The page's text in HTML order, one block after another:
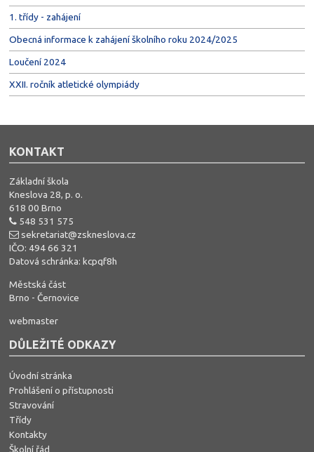
1. třídy - zahájení
Obecná informace k zahájení školního roku 2024/2025
Loučení 2024
XXII. ročník atletické olympiády
KONTAKT
Základní škola
Kneslova 28, p. o.
618 00 Brno
548 531 575
sekretariat@zskneslova.cz
IČO: 494 66 321
Datová schránka: kcpqf8h
Městská část
Brno - Černovice
webmaster
DŮLEŽITÉ ODKAZY
Úvodní stránka
Prohlášení o přístupnosti
Stravování
Třídy
Kontakty
Školní řád